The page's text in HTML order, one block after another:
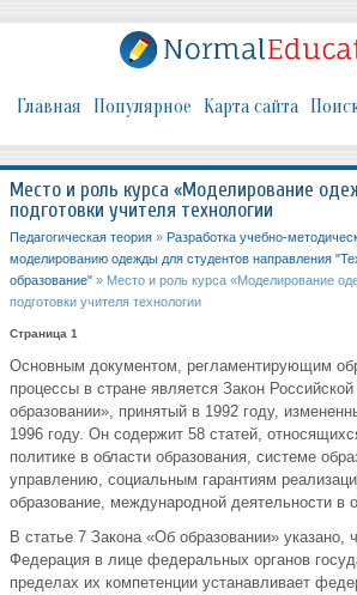
Главная Популярное Карта сайта
Место и роль курса «Моделирование
подготовки учителя технологии
Педагогическая теория » Разработка учебно-
моделированию одежды для студентов направления
образование" » Место и роль курса «Моделирование
подготовки учителя технологии
Страница 1
Основным документом, регламентирующим
процессы в стране является Закон
образовании», принятый в 1992 году,
1996 году. Он содержит 58 статей,
политике в области образования, системе
управлению, социальным гарантиям
образование, международной деятельности в
В статье 7 Закона «Об образовании» указано,
Федерация в лице федеральных органов
пределах их компетенции устанавливает